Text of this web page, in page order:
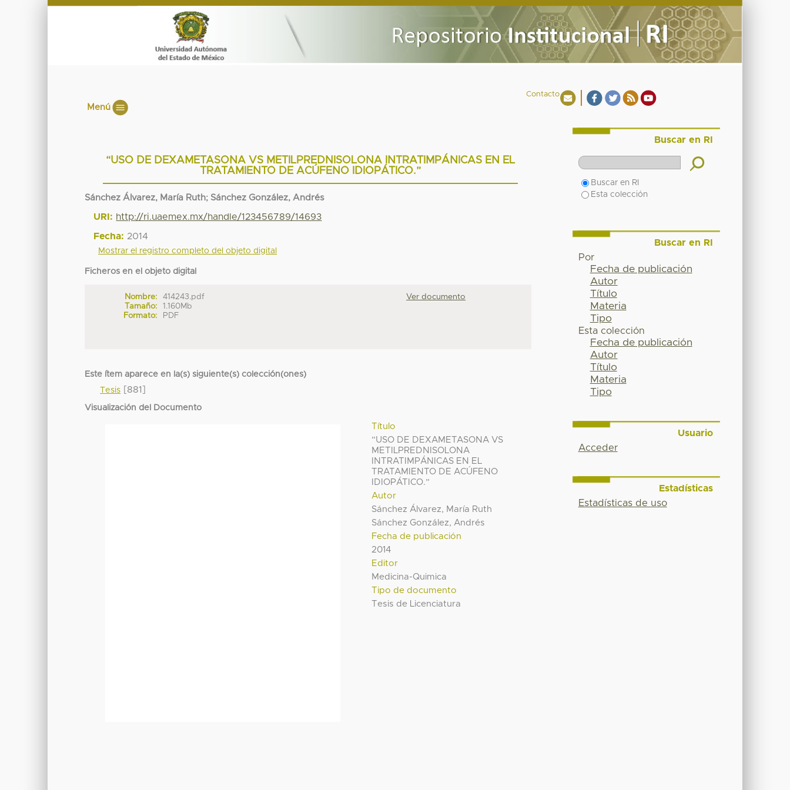
Contacto
Menú
“USO DE DEXAMETASONA VS METILPREDNISOLONA INTRATIMPÁNICAS EN EL
TRATAMIENTO DE ACÚFENO IDIOPÁTICO.”
Sánchez Álvarez, María Ruth; Sánchez González, Andrés
URI: http://ri.uaemex.mx/handle/123456789/14693
Fecha: 2014
Mostrar el registro completo del objeto digital
Ficheros en el objeto digital
Nombre:
414243.pdf
Tamaño:
1.160Mb
Formato:
PDF
Ver documento
Este ítem aparece en la(s) siguiente(s) colección(ones)
Tesis [881]
Visualización del Documento
Título
“USO DE DEXAMETASONA VS
METILPREDNISOLONA
INTRATIMPÁNICAS EN EL
TRATAMIENTO DE ACÚFENO
IDIOPÁTICO.”
Autor
Sánchez Álvarez, María Ruth
Sánchez González, Andrés
Fecha de publicación
2014
Editor
Medicina-Quimica
Tipo de documento
Tesis de Licenciatura
Buscar en RI
Buscar en RI
Esta colección
Buscar en RI
Por
Fecha de publicación
Autor
Título
Materia
Tipo
Esta colección
Fecha de publicación
Autor
Título
Materia
Tipo
Usuario
Acceder
Estadísticas
Estadísticas de uso